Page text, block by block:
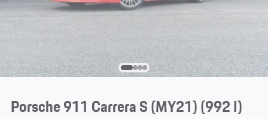
Porsche 911 Carrera S (MY21)(992 I)